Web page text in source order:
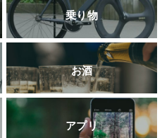
乗り物
お酒
アプリ